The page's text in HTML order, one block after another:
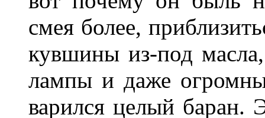
смея более,
кувшины из-под
лампы и даже
варился целый баран.